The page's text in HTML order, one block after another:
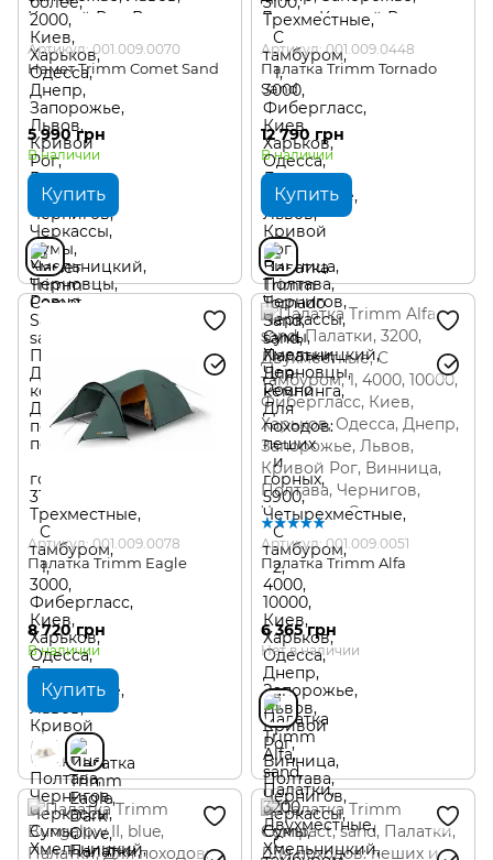
Артикул: 001.009.0070
Намет Trimm Comet Sand
5 990 грн
В наличии
Купить
Артикул: 001.009.0448
Палатка Trimm Tornado
Sand
12 790 грн
В наличии
Купить
Артикул: 001.009.0078
Палатка Trimm Eagle
8 720 грн
В наличии
Купить
Артикул: 001.009.0051
Палатка Trimm Alfa
6 365 грн
Нет в наличии